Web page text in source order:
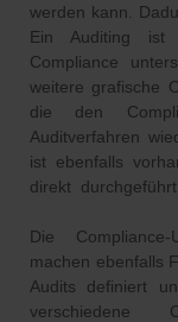
werden kann.
Ein Auditing ist
Compliance
weitere grafische
die den
Auditverfahren
ist ebenfalls
direkt durchgeführt
Die Compliance-
machen ebenfalls
Audits definiert
verschiedene